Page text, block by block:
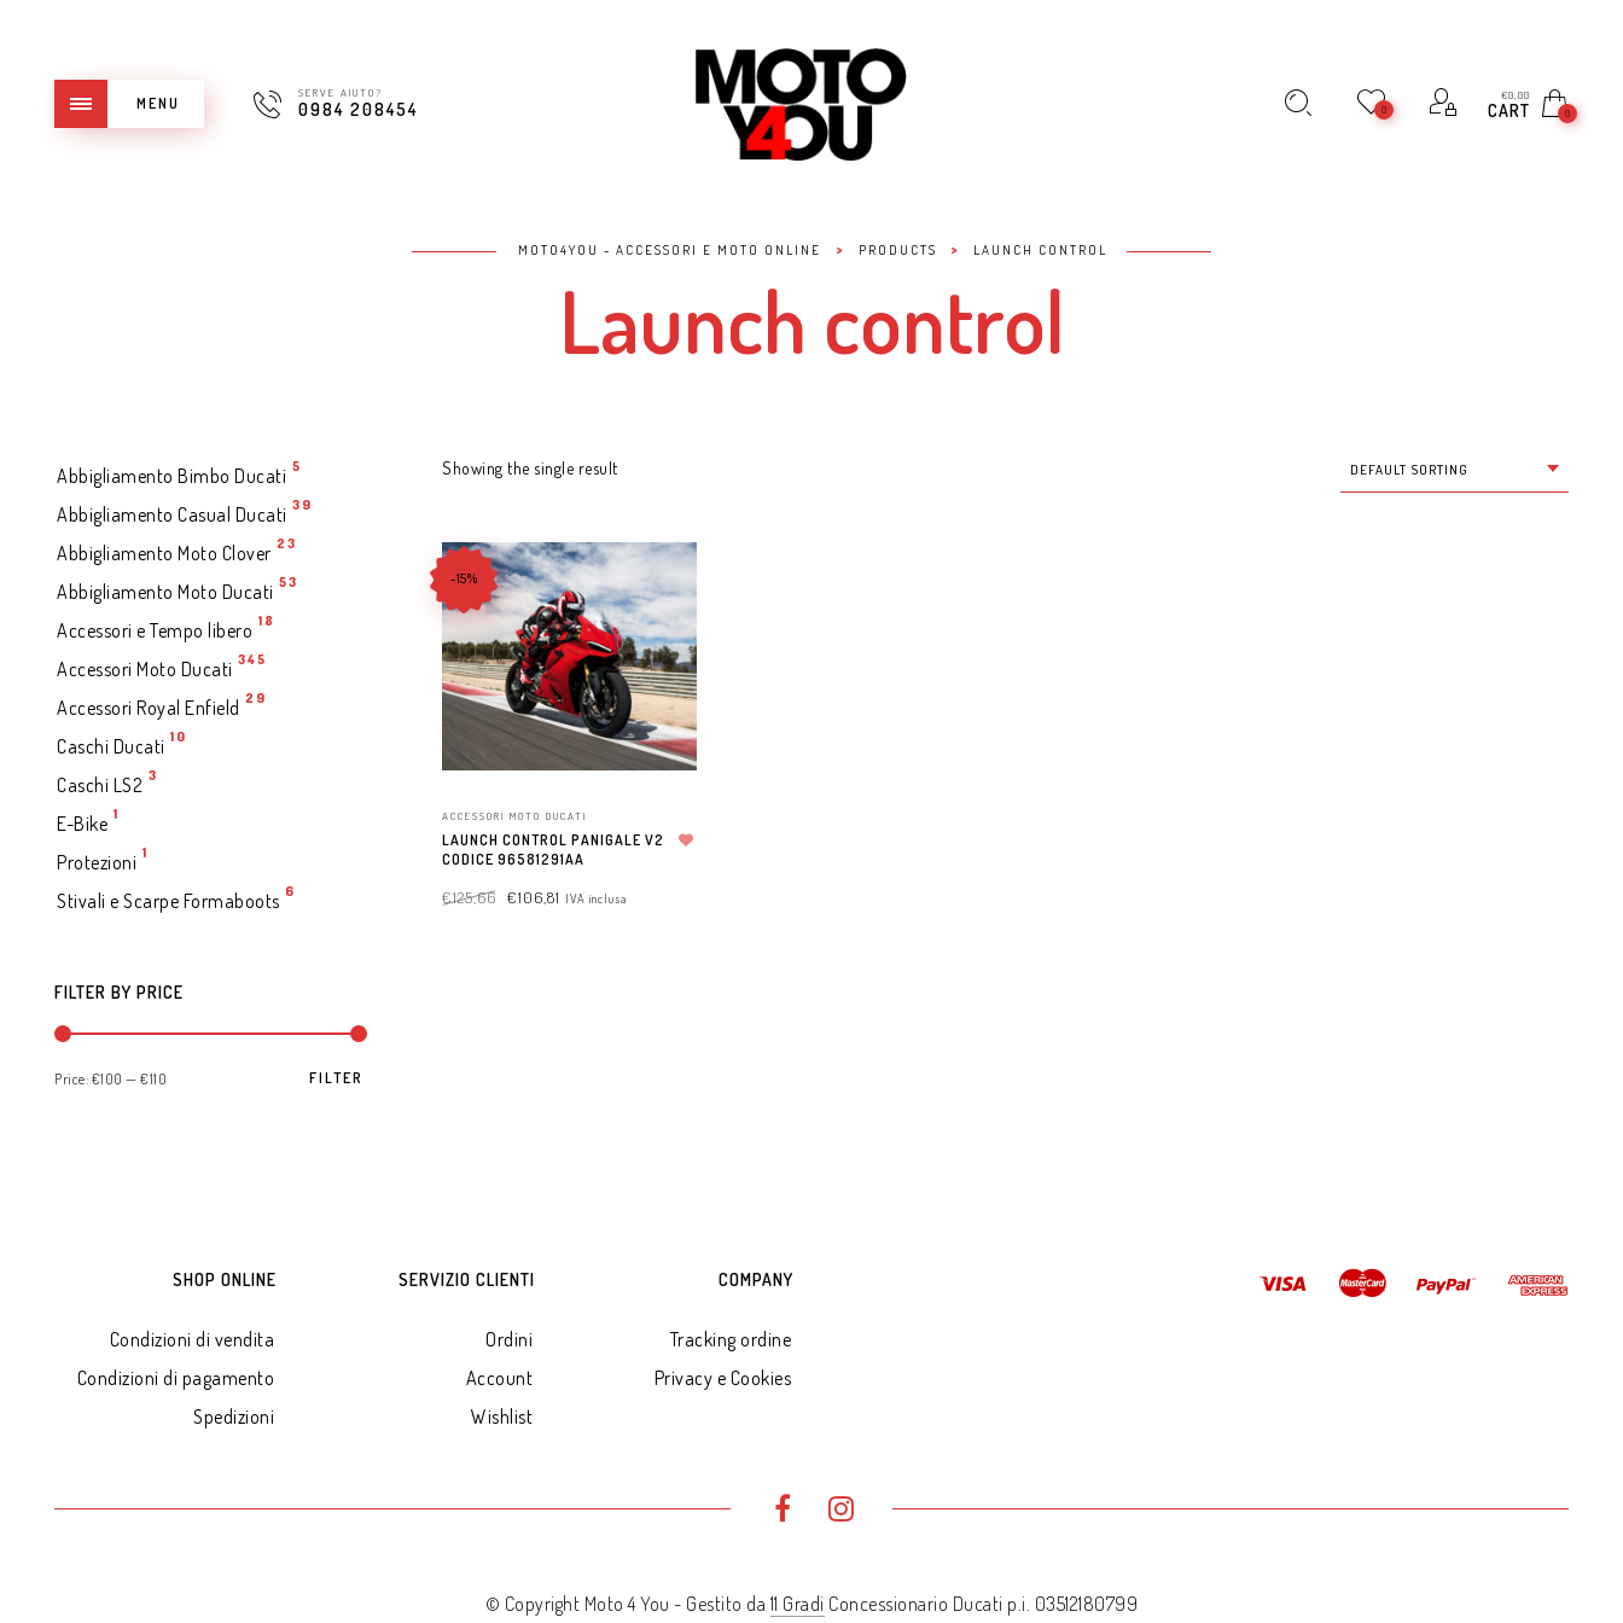
MENU
SERVE AIUTO?
0984 208454 0
€0,00
CART 0
MOTO4YOU - ACCESSORI E MOTO ONLINE > PRODUCTS > LAUNCH CONTROL
Launch control
Abbigliamento Bimbo Ducati 5
Abbigliamento Casual Ducati 39
Abbigliamento Moto Clover 23
Abbigliamento Moto Ducati 53
Accessori e Tempo libero 18
Accessori Moto Ducati 345
Accessori Royal Enfield 29
Caschi Ducati 10
Caschi LS2 3
E-Bike 1
Protezioni 1
Stivali e Scarpe Formaboots 6
FILTER BY PRICE
FILTER
Price: €100 — €110
Showing the single result DEFAULT SORTING
-15%
ACCESSORI MOTO DUCATI
LAUNCH CONTROL PANIGALE V2
CODICE 96581291AA
€125,66 €106,81 IVA inclusa
SHOP ONLINE
Condizioni di vendita
Condizioni di pagamento
Spedizioni
SERVIZIO CLIENTI
Ordini
Account
Wishlist
COMPANY
Tracking ordine
Privacy e Cookies
© Copyright Moto 4 You - Gestito da 11 Gradi Concessionario Ducati p.i. 03512180799